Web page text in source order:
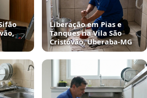
Liberação em Pias e
Tanques na Vila São
Cristóvão, Uberaba‑MG